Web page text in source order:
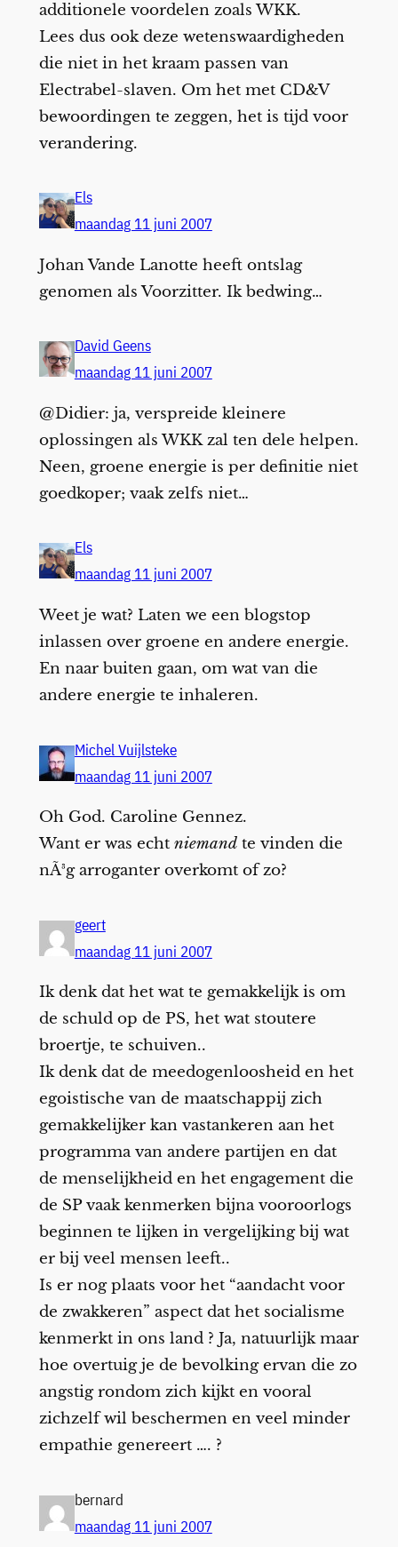
additionele voordelen zoals WKK.
Lees dus ook deze wetenswaardigheden
die niet in het kraam passen van
Electrabel-slaven. Om het met CD&V
bewoordingen te zeggen, het is tijd voor
verandering.
Els
maandag 11 juni 2007
Johan Vande Lanotte heeft ontslag
genomen als Voorzitter. Ik bedwing…
David Geens
maandag 11 juni 2007
@Didier: ja, verspreide kleinere
oplossingen als WKK zal ten dele helpen.
Neen, groene energie is per definitie niet
goedkoper; vaak zelfs niet…
Els
maandag 11 juni 2007
Weet je wat? Laten we een blogstop
inlassen over groene en andere energie.
En naar buiten gaan, om wat van die
andere energie te inhaleren.
Michel Vuijlsteke
maandag 11 juni 2007
Oh God. Caroline Gennez.
Want er was echt niemandte vinden die
nÃ³g arroganter overkomt of zo?
geert
maandag 11 juni 2007
Ik denk dat het wat te gemakkelijk is om
de schuld op de PS, het wat stoutere
broertje, te schuiven..
Ik denk dat de meedogenloosheid en het
egoistische van de maatschappij zich
gemakkelijker kan vastankeren aan het
programma van andere partijen en dat
de menselijkheid en het engagement die
de SP vaak kenmerken bijna vooroorlogs
beginnen te lijken in vergelijking bij wat
er bij veel mensen leeft..
Is er nog plaats voor het “aandacht voor
de zwakkeren” aspect dat het socialisme
kenmerkt in ons land ? Ja, natuurlijk maar
hoe overtuig je de bevolking ervan die zo
angstig rondom zich kijkt en vooral
zichzelf wil beschermen en veel minder
empathie genereert …. ?
bernard
maandag 11 juni 2007